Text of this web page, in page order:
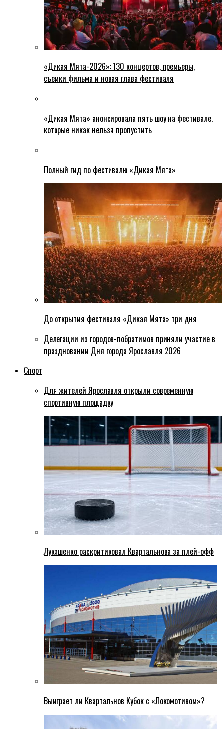
«Дикая Мята-2026»: 130 концертов, премьеры,
съемки фильма и новая глава фестиваля
«Дикая Мята» анонсировала пять шоу на фестивале,
которые никак нельзя пропустить
Полный гид по фестивалю «Дикая Мята»
До открытия фестиваля «Дикая Мята» три дня
Делегации из городов-побратимов приняли участие в
праздновании Дня города Ярославля 2026
Спорт
Для жителей Ярославля открыли современную
спортивную площадку
Лукашенко раскритиковал Квартальнова за плей-офф
Выиграет ли Квартальнов Кубок с «Локомотивом»?